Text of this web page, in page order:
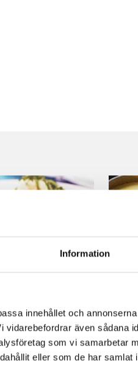
Information
innehållet och
även sådana
som vi samarbetar
eller som de har samlat